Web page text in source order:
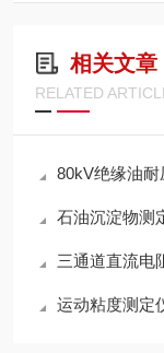
相关文章
RELATED
80kV绝缘油耐
石油沉淀物测
三通道直流电
运动粘度测定